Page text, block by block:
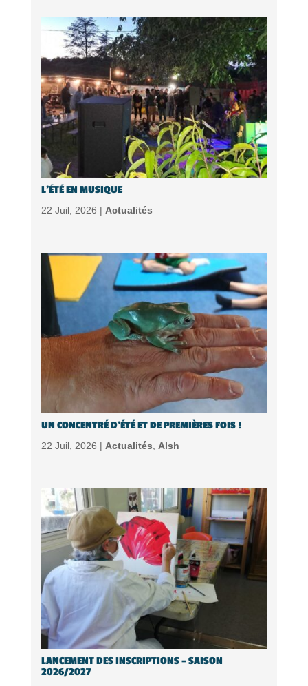
L’ÉTÉ EN MUSIQUE
22 Juil, 2026 | Actualités
UN CONCENTRÉ D’ÉTÉ ET DE PREMIÈRES FOIS !
22 Juil, 2026 | Actualités Alsh
LANCEMENT DES INSCRIPTIONS – SAISON
2026/2027